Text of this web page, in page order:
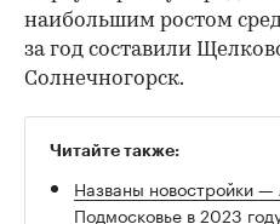
наибольшим ростом
за год составили
Солнечногорск.
Читайте также:
Названы новостройки
Подмосковье в 2023